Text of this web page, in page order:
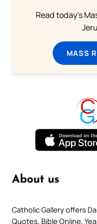
Read today's
MASS
About us
Catholic Gallery offers
Quotes, Bible Online,